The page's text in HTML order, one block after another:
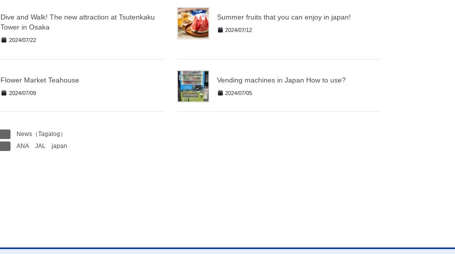
Dive and Walk! The new attraction at Tsutenkaku
Tower in Osaka
2024/07/22
Summer fruits that you can enjoy in japan!
2024/07/12
Flower Market Teahouse
2024/07/09
Vending machines in Japan How to use?
2024/07/05
News（Tagalog）
ANA JAL japan